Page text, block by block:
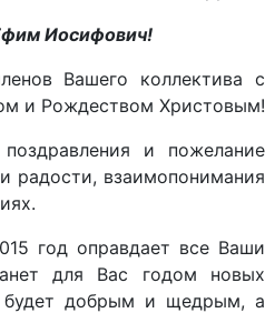
Иосифович!
Вашего коллектива с
и Рождеством Христовым!
и пожелание
радости, взаимопонимания
год оправдает все Ваши
для Вас годом новых
будет добрым и щедрым, а